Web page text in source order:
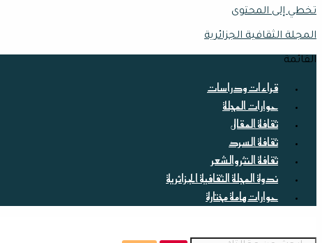
تخطي إلى المحتوى
المجلة الثقافية الجزائرية
القائمة
قراءات ودراسات
حوارات المجلة
ثقافة المقال
ثقافة السرد
ثقافة النثر والشعر
ندوة المجلة الثقافية الجزائرية
حوارات هامة مختارة